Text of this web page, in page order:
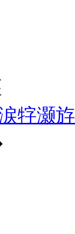
牸灏